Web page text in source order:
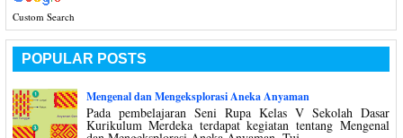
Custom Search
POPULAR POSTS
Mengenal dan Mengeksplorasi Aneka Anyaman
Pada pembelajaran Seni Rupa Kelas V Sekolah Dasar
Kurikulum Merdeka terdapat kegiatan tentang Mengenal